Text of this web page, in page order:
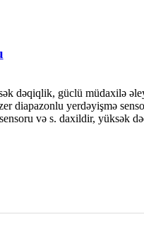
dəqiqlik, güclü müdaxilə
diapazonlu yerdəyişmə
və s. daxildir, yüksək